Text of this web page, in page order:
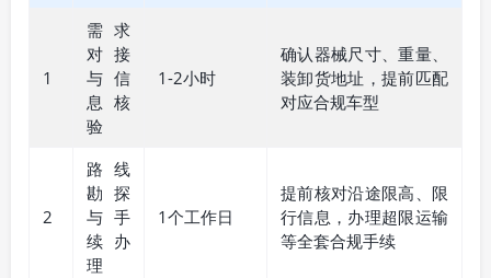
1
需求
对接
与信
息核
验
1-2小时
确认器械尺寸、重量、
装卸货地址，提前匹配
对应合规车型
2
路线
勘探
与手
续办
理
1个工作日
提前核对沿途限高、限
行信息，办理超限运输
等全套合规手续